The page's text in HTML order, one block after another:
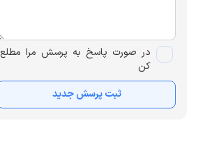
در صورت پاسخ به پرسش مرا مطلع
کن
ثبت پرسش جدید